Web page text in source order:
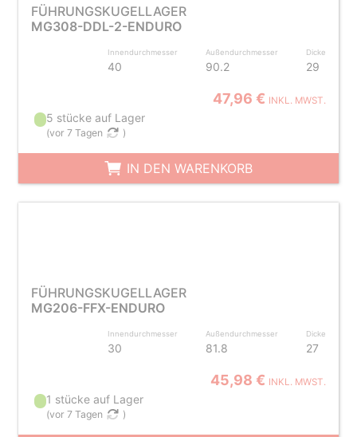
FÜHRUNGSKUGELLAGER
MG308-DDL-2-ENDURO
Innendurchmesser
40
Außendurchmesser
90.2
Dicke
29
47,96 € INKL. MWST.
5 stücke auf Lager
(vor 7 Tagen )
IN DEN WARENKORB
FÜHRUNGSKUGELLAGER
MG206-FFX-ENDURO
Innendurchmesser
30
Außendurchmesser
81.8
Dicke
27
45,98 € INKL. MWST.
1 stücke auf Lager
(vor 7 Tagen )